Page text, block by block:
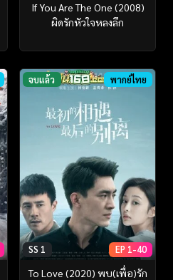
If You Are The One (2008)
ผิดรักหัวใจหลงลึก
จบแล้ว พากย์ไทย
SS 1 EP 1-40
To Love (2020) พบ(เพื่อ)รัก